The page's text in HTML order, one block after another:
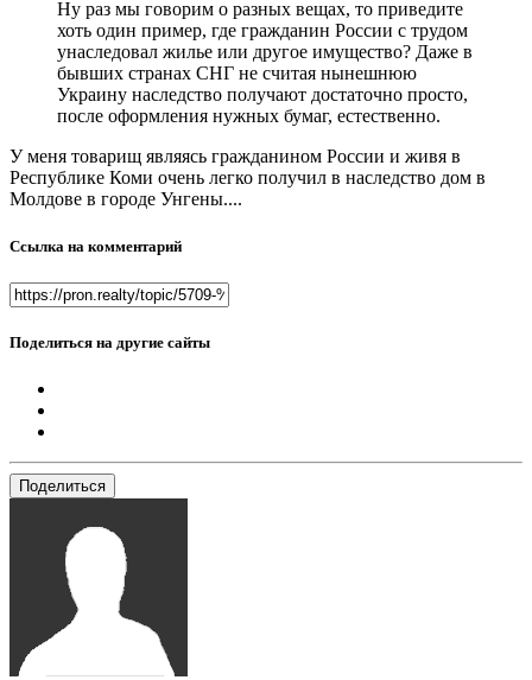
Ну раз мы говорим о разных вещах, то приведите
хоть один пример, где гражданин России с трудом
унаследовал жилье или другое имущество? Даже в
бывших странах СНГ не считая нынешнюю
Украину наследство получают достаточно просто,
после оформления нужных бумаг, естественно.
У меня товарищ являясь гражданином России и живя в
Республике Коми очень легко получил в наследство дом в
Молдове в городе Унгены....
Ссылка на комментарий
Поделиться на другие сайты
Поделиться